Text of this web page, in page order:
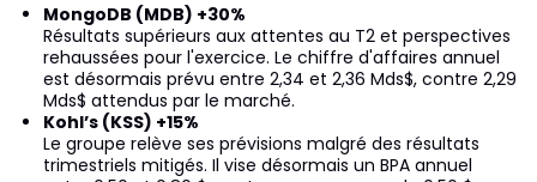
MongoDB (MDB) +30%
Résultats supérieurs aux attentes au T2 et perspectives
rehaussées pour l'exercice. Le chiffre d'affaires annuel
est désormais prévu entre 2,34 et 2,36 Mds$, contre 2,29
Mds$ attendus par le marché.
Kohl’s (KSS) +15%
Le groupe relève ses prévisions malgré des résultats
trimestriels mitigés. Il vise désormais un BPA annuel